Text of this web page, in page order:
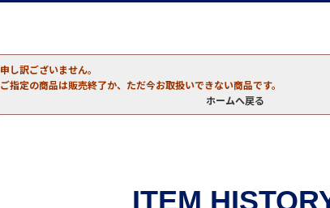
申し訳ございません。
ご指定の商品は販売終了か、ただ今お取扱いできない商品です。
ホームへ戻る